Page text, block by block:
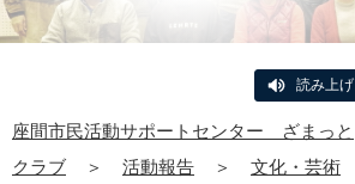
読み上げ
座間市民活動サポートセンター ざまっと
クラブ
＞ 活動報告 ＞ 文化・芸術